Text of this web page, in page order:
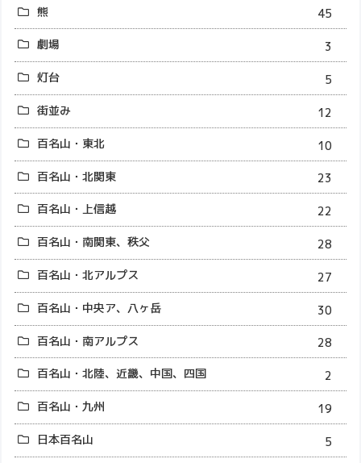
熊
45
劇場
3
灯台
5
街並み
12
百名山・東北
10
百名山・北関東
23
百名山・上信越
22
百名山・南関東、秩父
28
百名山・北アルプス
27
百名山・中央ア、八ヶ岳
30
百名山・南アルプス
28
百名山・北陸、近畿、中国、四国
2
百名山・九州
19
日本百名山
5